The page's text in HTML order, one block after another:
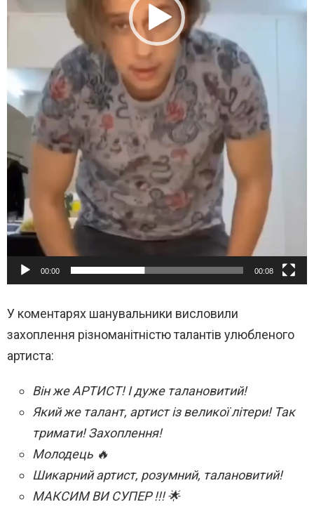
00:00 00:08
У коментарях шанувальники висловили
захоплення різноманітністю талантів улюбленого
артиста:
Він же АРТИСТ! І дуже талановитий!
Який же талант, артист із великої літери! Так
тримати! Захоплення!
Молодець 🔥
Шикарний артист, розумний, талановитий!
МАКСИМ ВИ СУПЕР !!! 🌟